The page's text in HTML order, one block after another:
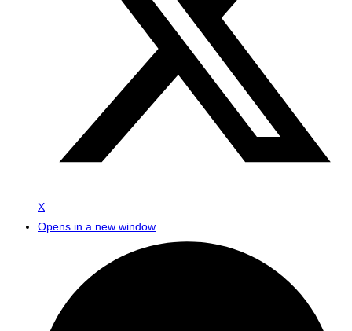
X
Opens in a new window